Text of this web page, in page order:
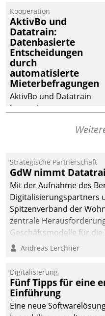
operativen
Instandhaltung in die
SAP-Systemlandschaft
deutscher
Wohnungsunternehmen
– und beschleunigt damit
den Weg vom
Mieteranliegen zum
Dienstleisterauftrag.
Kooperation
AktivBo und
Datatrain:
Datenbasierte
Entscheidungen
durch
automatisierte
Mieterbefragungen
AktivBo und Datatrain
kooperieren –
profitieren: Die nahtlose
Datatrain ermöglicht
automatisiert ausgelöste,
zielgerichtete
Mieterbefragungen – eine
starke Grundlage für
intelligente,
Entscheidungen.
Strategische Partnerschaft
GdW nimmt
Mit der Aufnahme des
Digitalisierungspartners
Spitzenverband der
zentrale
Geschäftsmodelle für
entwickeln.
Andreas Lerchner
Digitalisierung
Fünf Tipps für eine
Einführung
Eine neue